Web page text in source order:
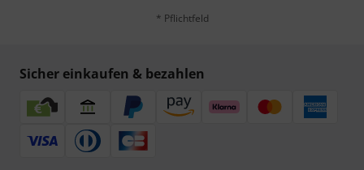
* Pflichtfeld
Sicher einkaufen & bezahlen